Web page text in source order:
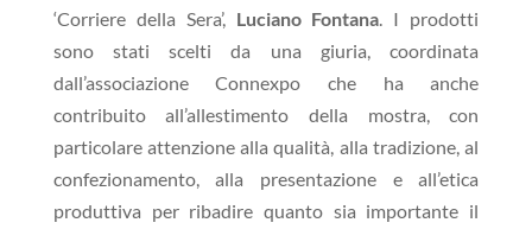
‘Corriere della Sera’, Luciano Fontana. I prodotti
sono stati scelti da una giuria, coordinata
dall’associazione Connexpo che ha anche
contribuito all’allestimento della mostra, con
particolare attenzione alla qualità, alla tradizione, al
confezionamento, alla presentazione e all’etica
produttiva per ribadire quanto sia importante il